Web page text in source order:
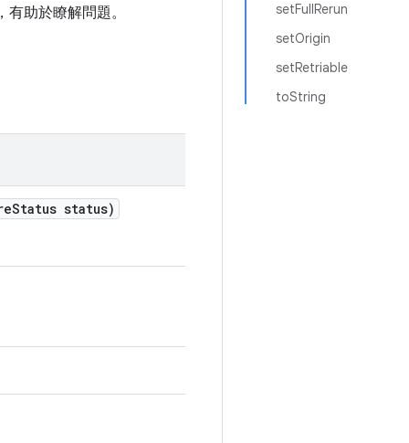
setFullRerun
setOrigin
setRetriable
toString
助於瞭解問題。
Status status)